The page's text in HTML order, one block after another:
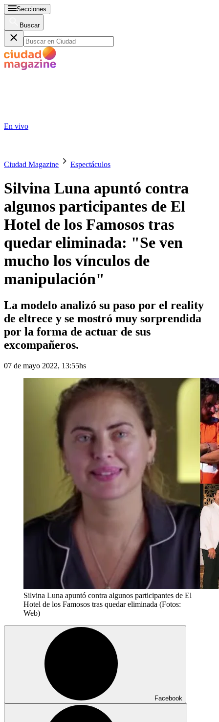
Secciones
Buscar
En vivo
Ciudad Magazine Espectáculos
Silvina Luna apuntó contra
algunos participantes de El
Hotel de los Famosos tras
quedar eliminada: "Se ven
mucho los vínculos de
manipulación"
La modelo analizó su paso por el reality
de eltrece y se mostró muy sorprendida
por la forma de actuar de sus
excompañeros.
07 de mayo 2022, 13:55hs
Silvina Luna apuntó contra algunos participantes de El
Hotel de los Famosos tras quedar eliminada (Fotos:
Web)
Facebook